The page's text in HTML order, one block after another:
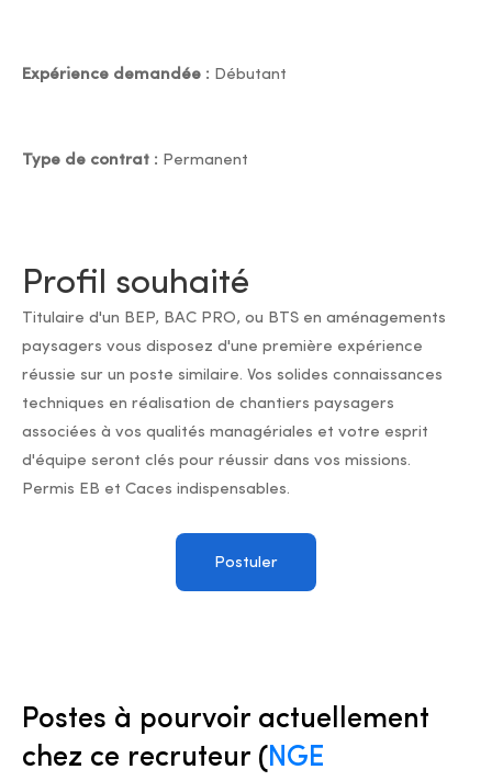
Expérience demandée : Débutant
Type de contrat : Permanent
Profil souhaité
Titulaire d'un BEP, BAC PRO, ou BTS en aménagements
paysagers vous disposez d'une première expérience
réussie sur un poste similaire. Vos solides connaissances
techniques en réalisation de chantiers paysagers
associées à vos qualités managériales et votre esprit
d'équipe seront clés pour réussir dans vos missions.
Permis EB et Caces indispensables.
Postuler
Postes à pourvoir actuellement
chez ce recruteur (NGE